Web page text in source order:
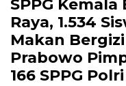
SPPG
Raya, 1.534
Makan
Prabowo
166 SPPG Polri